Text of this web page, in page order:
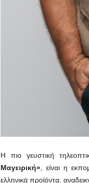
Η πιο γευστική
Μαγειρική», είναι η
ελληνικά προϊόντα,